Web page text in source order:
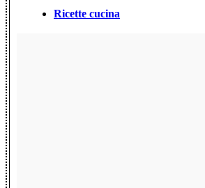
Ricette cucina